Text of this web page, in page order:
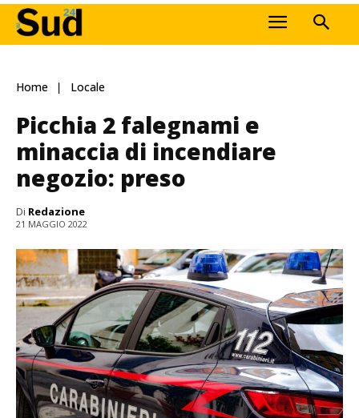
Home Locale
Picchia 2 falegnami e
minaccia di incendiare
negozio: preso
Di Redazione
21 MAGGIO 2022